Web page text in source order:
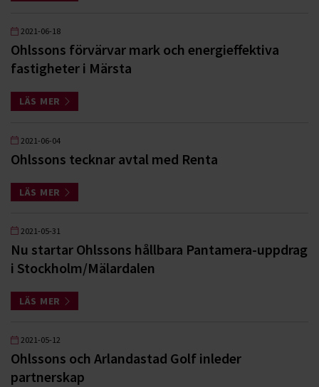
2021-06-18
Ohlssons förvärvar mark och energieffektiva
fastigheter i Märsta
LÄS MER
2021-06-04
Ohlssons tecknar avtal med Renta
LÄS MER
2021-05-31
Nu startar Ohlssons hållbara Pantamera-uppdrag
i Stockholm/Mälardalen
LÄS MER
2021-05-12
Ohlssons och Arlandastad Golf inleder
partnerskap